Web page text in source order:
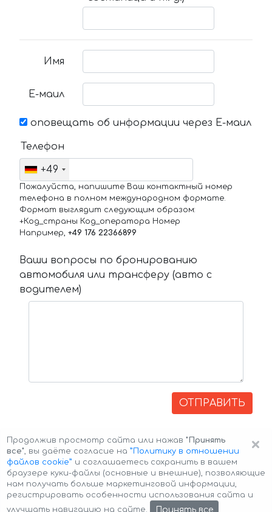
Имя
Е-маил
оповещать об информации через Е-маил
Телефон
+49
Пожалуйста, напишите Ваш контактный номер
телефона в полном международном формате.
Формат выглядит следующим образом:
+Код_страны Код_оператора Номер
Например, +49 176 22366899
Ваши вопросы по бронированию
автомобиля или трансферу (авто с
водителем)
ОТПРАВИТЬ
Авторские права © 2026 Авто-Аренда Cookie Policy
×
Продолжив просмотр сайта или нажав "Принять
все", вы даёте согласие на ”Политику в отношении
файлов cookie” и соглашаетесь сохранить в вашем
браузере куки-файлы (основные и внешние), позволяющие
нам получать больше маркетинговой информации,
регистрировать особенности использования сайта и
улучшать навигацию на сайте.
Принять все